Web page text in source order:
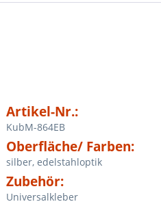
Artikel-Nr.:
KubM-864EB
Oberfläche/ Farben:
silber, edelstahloptik
Zubehör:
Universalkleber